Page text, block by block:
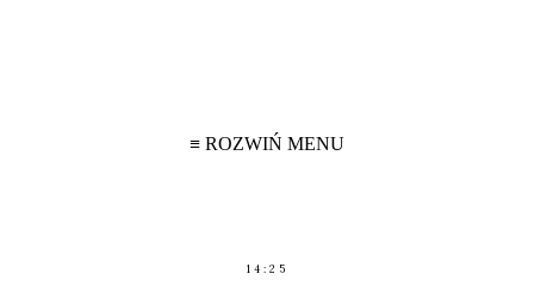
≡ ROZWIŃ MENU
14:25